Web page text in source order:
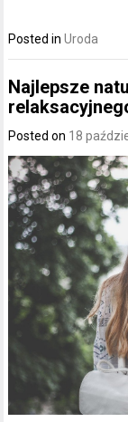
Posted inUroda
Najlepsze
Posted on 18